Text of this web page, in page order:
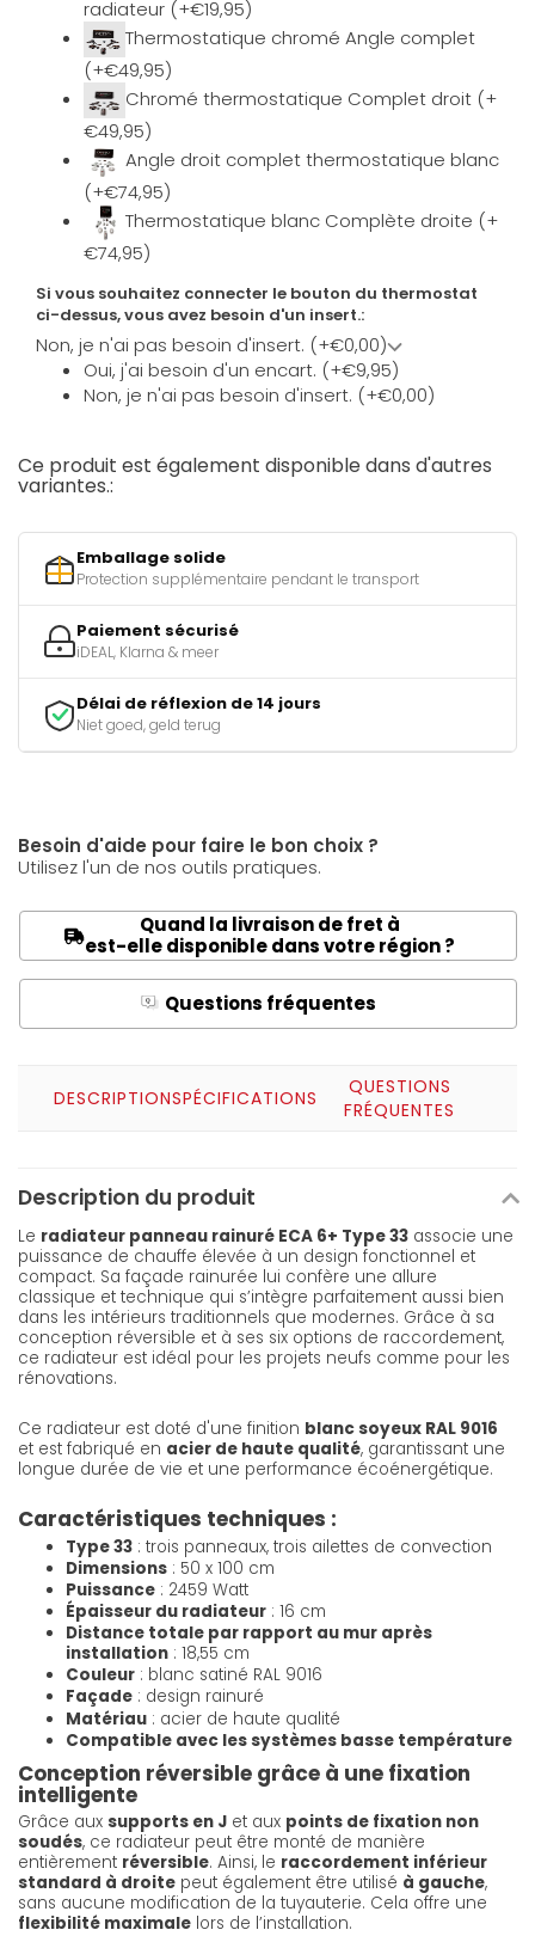
radiateur (+€19,95)
Thermostatique chromé Angle complet
(+€49,95)
Chromé thermostatique Complet droit (+
€49,95)
Angle droit complet thermostatique blanc
(+€74,95)
Thermostatique blanc Complète droite (+
€74,95)
Si vous souhaitez connecter le bouton du thermostat
ci-dessus, vous avez besoin d'un insert.:
Non, je n'ai pas besoin d'insert. (+€0,00)
Oui, j'ai besoin d'un encart. (+€9,95)
Non, je n'ai pas besoin d'insert. (+€0,00)
Ce produit est également disponible dans d'autres
variantes.:
Emballage solide
Protection supplémentaire pendant le transport
Paiement sécurisé
iDEAL, Klarna & meer
Délai de réflexion de 14 jours
Niet goed, geld terug
Besoin d'aide pour faire le bon choix ?
Utilisez l'un de nos outils pratiques.
Quand la livraison de fret à
est-elle disponible dans votre région ?
Q Questions fréquentes
DESCRIPTIONSPÉCIFICATIONS
QUESTIONS
FRÉQUENTES
Description du produit
Le radiateur panneau rainuré ECA 6+ Type 33 associe une
puissance de chauffe élevée à un design fonctionnel et
compact. Sa façade rainurée lui confère une allure
classique et technique qui s’intègre parfaitement aussi bien
dans les intérieurs traditionnels que modernes. Grâce à sa
conception réversible et à ses six options de raccordement,
ce radiateur est idéal pour les projets neufs comme pour les
rénovations.
Ce radiateur est doté d'une finition blanc soyeux RAL 9016
et est fabriqué en acier de haute qualité, garantissant une
longue durée de vie et une performance écoénergétique.
Caractéristiques techniques :
Type 33 : trois panneaux, trois ailettes de convection
Dimensions : 50 x 100 cm
Puissance : 2459 Watt
Épaisseur du radiateur : 16 cm
Distance totale par rapport au mur après
installation : 18,55 cm
Couleur : blanc satiné RAL 9016
Façade : design rainuré
Matériau : acier de haute qualité
Compatible avec les systèmes basse température
Conception réversible grâce à une fixation
intelligente
Grâce aux supports en J et aux points de fixation non
soudés, ce radiateur peut être monté de manière
entièrement réversible. Ainsi, le raccordement inférieur
standard à droite peut également être utilisé à gauche,
sans aucune modification de la tuyauterie. Cela offre une
flexibilité maximale lors de l’installation.